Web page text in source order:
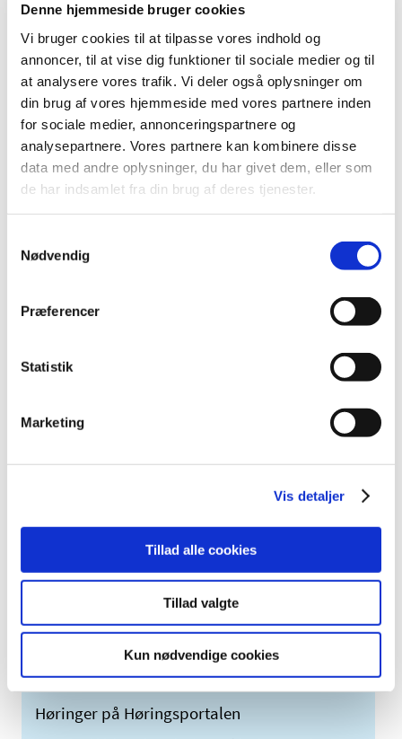
Denne hjemmeside bruger cookies
Vi bruger cookies til at tilpasse vores indhold og
annoncer, til at vise dig funktioner til sociale medier og til
at analysere vores trafik. Vi deler også oplysninger om
din brug af vores hjemmeside med vores partnere inden
for sociale medier, annonceringspartnere og
analysepartnere. Vores partnere kan kombinere disse
data med andre oplysninger, du har givet dem, eller som
de har indsamlet fra din brug af deres tjenester.
Nødvendig
Præferencer
Statistik
Marketing
Vis detaljer
Tillad alle cookies
Tillad valgte
Kun nødvendige cookies
2020 (263)
2019 (159)
2018 (150)
2017 (167)
2016 (167)
2015 (33)
2014 (44)
2013 (49)
2012 (44)
2008 (8)
oktober (1)
2005 (2)
Links
Meddelelser om forsyning af medicin til mennesker og dyr
(med søgefunktion)
Sikkerhedsmeddelelser om medicinsk udstyr
Høringer på Høringsportalen